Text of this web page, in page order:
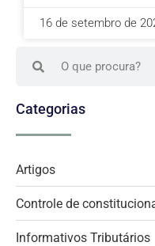
16 de setembro de
Categorias
Artigos
Controle de
Informativos Tributários